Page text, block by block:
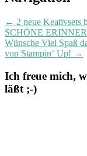
← 2 neue Keativsets
SCHÖNE
Wünsche Viel Spaß
von Stampin‘ Up! →
Ich freue mich,
läßt ;-)